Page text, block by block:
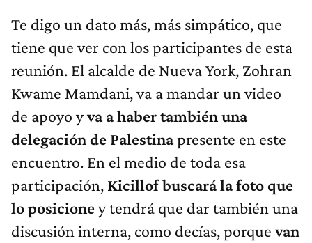
Te digo un dato más, más simpático, que
tiene que ver con los participantes de esta
reunión. El alcalde de Nueva York, Zohran
Kwame Mamdani, va a mandar un video
de apoyo yva a haber también una
delegación de Palestinapresente en este
encuentro. En el medio de toda esa
participación, Kicillof buscará la foto que
lo posicioney tendrá que dar también una
discusión interna, como decías, porquevan